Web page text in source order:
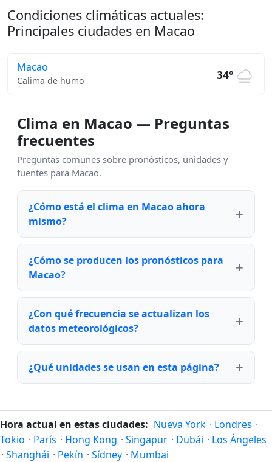
Condiciones climáticas actuales:
Principales ciudades en Macao
Macao
Calima de humo 34°
Clima en Macao — Preguntas
frecuentes
Preguntas comunes sobre pronósticos, unidades y
fuentes para Macao.
¿Cómo está el clima en Macao ahora
mismo?
¿Cómo se producen los pronósticos para
Macao?
¿Con qué frecuencia se actualizan los
datos meteorológicos?
¿Qué unidades se usan en esta página?
Hora actual en estas ciudades: Nueva York · Londres ·
Tokio · París · Hong Kong · Singapur · Dubái · Los Ángeles
· Shanghái · Pekín · Sídney · Mumbai